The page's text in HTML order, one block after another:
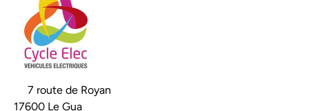
7 route de Royan
17600 Le Gua